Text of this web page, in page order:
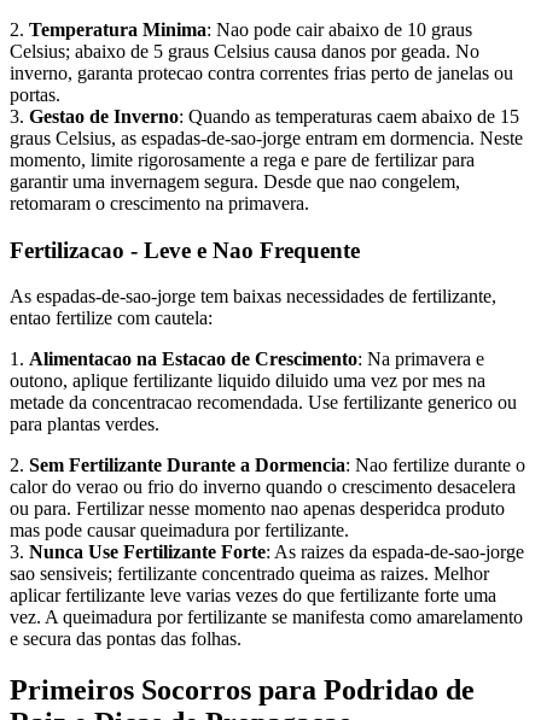
2. Temperatura Minima: Nao pode cair abaixo de 10 graus
Celsius; abaixo de 5 graus Celsius causa danos por geada. No
inverno, garanta protecao contra correntes frias perto de janelas ou
portas.
3. Gestao de Inverno: Quando as temperaturas caem abaixo de 15
graus Celsius, as espadas-de-sao-jorge entram em dormencia. Neste
momento, limite rigorosamente a rega e pare de fertilizar para
garantir uma invernagem segura. Desde que nao congelem,
retomaram o crescimento na primavera.
Fertilizacao - Leve e Nao Frequente
As espadas-de-sao-jorge tem baixas necessidades de fertilizante,
entao fertilize com cautela:
1. Alimentacao na Estacao de Crescimento: Na primavera e
outono, aplique fertilizante liquido diluido uma vez por mes na
metade da concentracao recomendada. Use fertilizante generico ou
para plantas verdes.
2. Sem Fertilizante Durante a Dormencia: Nao fertilize durante o
calor do verao ou frio do inverno quando o crescimento desacelera
ou para. Fertilizar nesse momento nao apenas desperidca produto
mas pode causar queimadura por fertilizante.
3. Nunca Use Fertilizante Forte: As raizes da espada-de-sao-jorge
sao sensiveis; fertilizante concentrado queima as raizes. Melhor
aplicar fertilizante leve varias vezes do que fertilizante forte uma
vez. A queimadura por fertilizante se manifesta como amarelamento
e secura das pontas das folhas.
Primeiros Socorros para Podridao de